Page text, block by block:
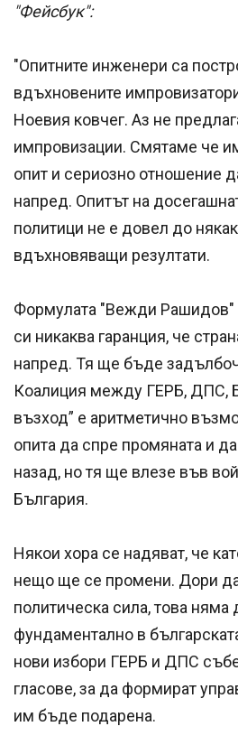
"Фейсбук":
"Опитните инженери са
вдъхновените
Ноевия ковчег. Аз не
импровизации. Смятаме че
опит и сериозно отношение
напред. Опитът на
политици не е довел до
вдъхновяващи резултати.
Формулата "Вежди
си никаква гаранция, че
напред. Тя ще бъде
Коалиция между ГЕРБ, ДПС,
възход” е аритметично
опита да спре промяната и
назад, но тя ще влезе във
България.
Някои хора се надяват, че
нещо ще се промени. Дори
политическа сила, това
фундаментално в
нови избори ГЕРБ и ДПС
гласове, за да формират
им бъде подарена.